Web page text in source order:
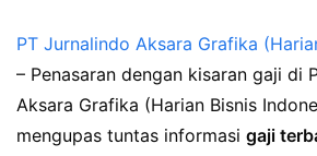
PT Jurnalindo Aksara Grafika
– Penasaran dengan kisaran gaji di
Aksara Grafika (Harian Bisnis
mengupas tuntas informasi gaji